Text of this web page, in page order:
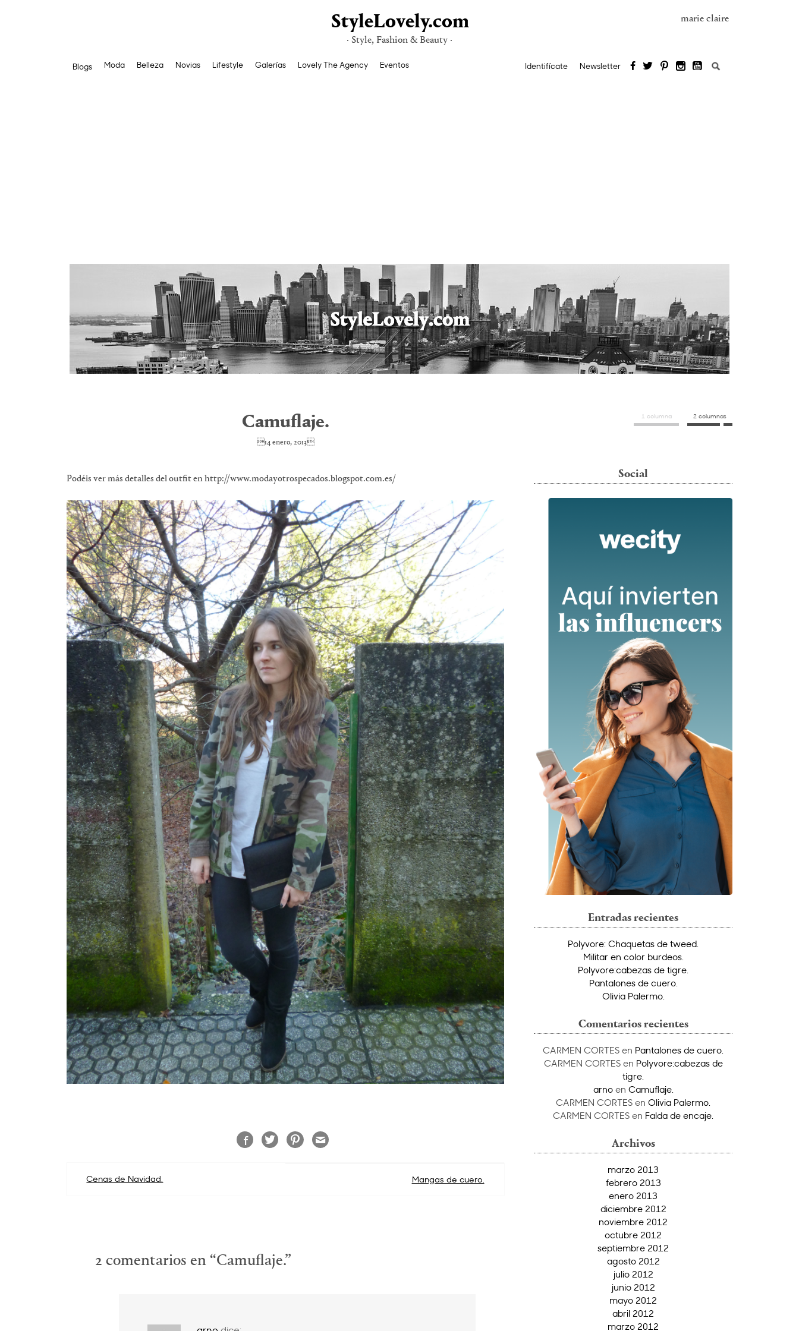
StyleLovely.com
· Style, Fashion & Beauty ·
marie claire
Blogs Moda Belleza Novias Lifestyle Galerías Lovely The Agency Eventos Identifícate Newsletter Buscar:
Camuflaje.
14 enero, 2013
Podéis ver más detalles del outfit en http://www.modayotrospecados.blogspot.com.es/
Navegación
Cenas de Navidad. Mangas de cuero.
2 comentarios en “Camuflaje.”
1 columna 2 columnas
Social
Entradas recientes
Polyvore: Chaquetas de tweed.
Militar en color burdeos.
Polyvore:cabezas de tigre.
Pantalones de cuero.
Olivia Palermo.
Comentarios recientes
CARMEN CORTES en Pantalones de cuero.
CARMEN CORTESen Polyvore:cabezas de
tigre.
arnoen Camuflaje.
CARMEN CORTES en Olivia Palermo.
CARMEN CORTES en Falda de encaje.
Archivos
marzo 2013
febrero 2013
enero 2013
diciembre 2012
noviembre 2012
octubre 2012
septiembre 2012
agosto 2012
julio 2012
junio 2012
mayo 2012
abril 2012
marzo 2012